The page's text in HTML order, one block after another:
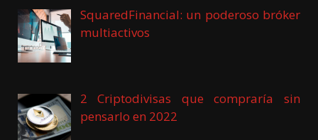
SquaredFinancial: un poderoso bróker
multiactivos
2 Criptodivisas que compraría sin
pensarlo en 2022